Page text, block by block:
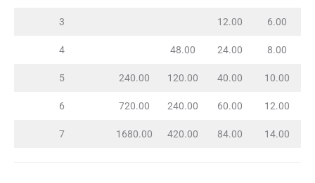
3 12.00 6.00
4 48.00 24.00 8.00
5 240.00 120.00 40.00 10.00
6 720.00 240.00 60.00 12.00
7 1680.00 420.00 84.00 14.00